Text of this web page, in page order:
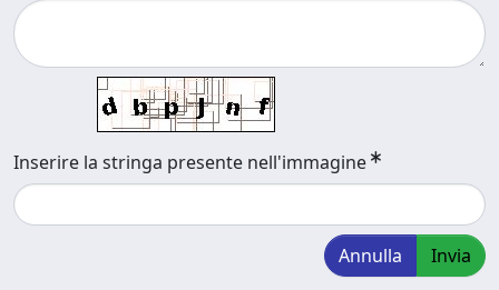
Inserire la stringa presente nell'immagine
Annulla Invia